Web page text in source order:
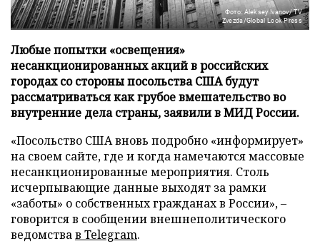
Фото: Aleksey Ivanov/ TV
Zvezda/Global Look Press
Любые попытки «освещения»
несанкционированных акций в российских
городах со стороны посольства США будут
рассматриваться как грубое вмешательство во
внутренние дела страны, заявили в МИД России.
«Посольство США вновь подробно «информирует»
на своем сайте, где и когда намечаются массовые
несанкционированные мероприятия. Столь
исчерпывающие данные выходят за рамки
«заботы» о собственных гражданах в России», –
говорится в сообщении внешнеполитического
ведомствав Telegram.